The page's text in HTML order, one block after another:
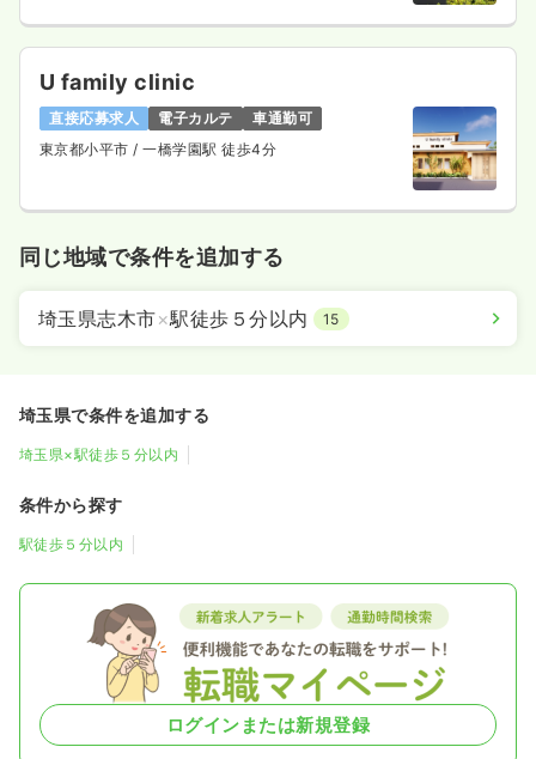
U family clinic
直接応募求人 電子カルテ
車通勤可
東京都小平市/ 一橋学園駅 徒歩4分
同じ地域で条件を追加する
埼玉県志木市×駅徒歩５分以内 15
埼玉県で条件を追加する
埼玉県×駅徒歩５分以内
条件から探す
駅徒歩５分以内
ログインまたは新規登録